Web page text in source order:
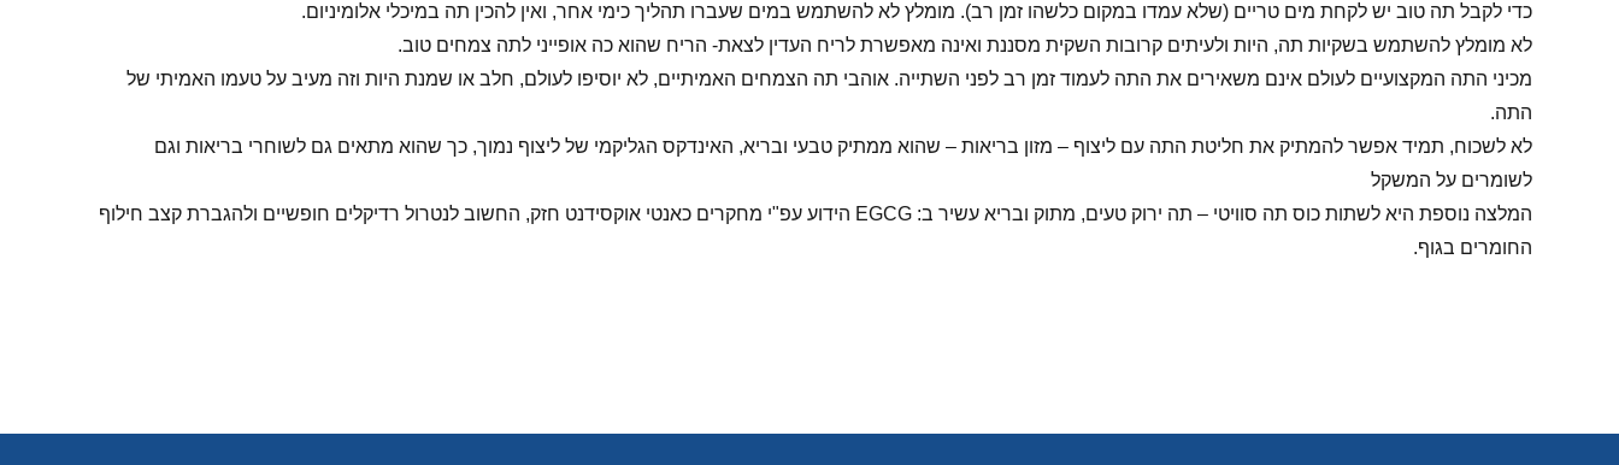
כדי לקבל תה טוב יש לקחת מים טריים (שלא עמדו במקום כלשהו זמן רב). מומלץ לא להשתמש במים שעברו תהליך כימי אחר, ואין להכין תה במיכלי אלומיניום.
לא מומלץ להשתמש בשקיות תה, היות ולעיתים קרובות השקית מסננת ואינה מאפשרת לריח העדין לצאת- הריח שהוא כה אופייני לתה צמחים טוב.
מכיני התה המקצועיים לעולם אינם משאירים את התה לעמוד זמן רב לפני השתייה. אוהבי תה הצמחים האמיתיים, לא יוסיפו לעולם, חלב או שמנת היות וזה מעיב על טעמו האמיתי של
התה.
לא לשכוח, תמיד אפשר להמתיק את חליטת התה עם ליצוף – מזון בריאות – שהוא ממתיק טבעי ובריא, האינדקס הגליקמי של ליצוף נמוך, כך שהוא מתאים גם לשוחרי בריאות וגם
לשומרים על המשקל
המלצה נוספת היא לשתות כוס תה סוויטי – תה ירוק טעים, מתוק ובריא עשיר ב: EGCG הידוע עפ"י מחקרים כאנטי אוקסידנט חזק, החשוב לנטרול רדיקלים חופשיים ולהגברת קצב חילוף
החומרים בגוף.